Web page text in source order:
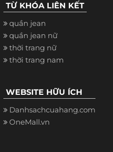
TỪ KHÓA LIÊN KẾT
quần jean
quần jean nữ
thời trang nữ
thời trang nam
WEBSITE HỮU ÍCH
Danhsachcuahang.com
OneMall.vn